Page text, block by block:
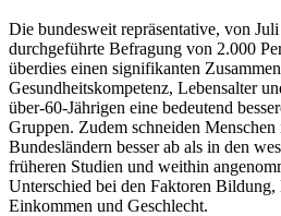
Die bundesweit repräsentative, von
durchgeführte Befragung von 2.000
überdies einen signifikanten
Gesundheitskompetenz, Lebensalter
über-60-Jährigen eine bedeutend
Gruppen. Zudem schneiden Menschen
Bundesländern besser ab als in den
früheren Studien und weithin
Unterschied bei den Faktoren Bildung,
Einkommen und Geschlecht.